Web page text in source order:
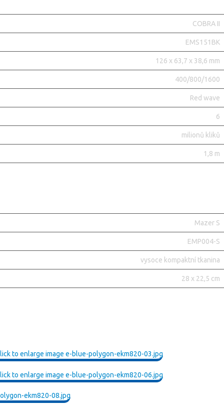
COBRA II
EMS151BK
126 x 63,7 x 38,6 mm
400/800/1600
Red wave
6
milionů kliků
1,8 m
Mazer S
EMP004-S
vysoce kompaktní tkanina
28 x 22,5 cm